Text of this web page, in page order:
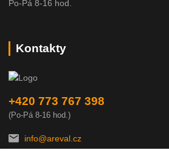
Po-Pá 8-16 hod.
Kontakty
+420 773 767 398
(Po-Pá 8-16 hod.)
info@areval.cz